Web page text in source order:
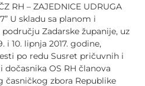
RH – ZAJEDNICE UDRUGA
U skladu sa planom i
Zadarske županije, uz
i 10. lipnja 2017. godine,
po redu Susret pričuvnih i
OS RH članova
časničkog zbora Republike